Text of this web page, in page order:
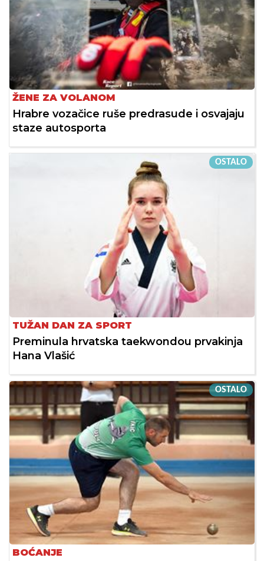
ŽENE ZA VOLANOM
Hrabre vozačice ruše predrasude i osvajaju
staze autosporta
OSTALO
TUŽAN DAN ZA SPORT
Preminula hrvatska taekwondou prvakinja
Hana Vlašić
OSTALO
BOĆANJE